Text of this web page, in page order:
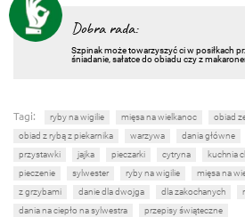
Dobra rada:
Szpinak może towarzyszyć ci w posiłkach
śniadanie, sałatce do obiadu czy z
Tagi: ryby na wigilie mięsa na wielkanoc
obiad
obiad z rybą z piekarnika
warzywa dania główne
przystawki
jajka pieczarki cytryna kuchnia
pieczenie
sylwester ryby na wigilie mięsa na
z grzybami
danie dla dwojga dla zakochanych
dania na ciepło na sylwestra
przepisy świąteczne